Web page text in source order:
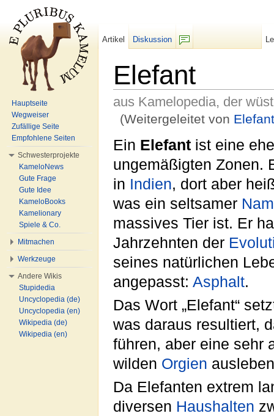
Elefant
aus Kamelopedia, der
(Weitergeleitet von
Ein Elefant ist eine
ungemäßigten Zonen.
in Indien, dort aber
was ein seltsamer
massives Tier ist. Er
Jahrzehnten der
seines natürlichen
angepasst: Asphalt.
Das Wort „Elefant“
was daraus resultiert,
führen, aber eine sehr
wilden Orgien
Da Elefanten extrem
diversen Haushalten
Artikel
Diskussion
Hauptseite
Wegweiser
Zufällige Seite
Empfohlene Seiten
Schwesterprojekte
KameloNews
Gute Frage
Gute Idee
KameloBooks
Kamelionary
Spiele & Co.
Mitmachen
Werkzeuge
Andere Wikis
Stupidedia
Uncyclopedia (de)
Uncyclopedia (en)
Wikipedia (de)
Wikipedia (en)